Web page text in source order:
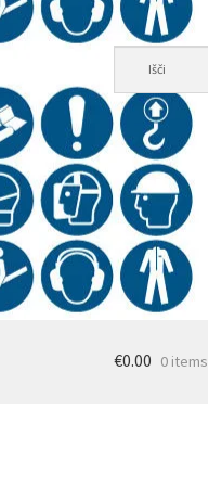
€0.00 0 items